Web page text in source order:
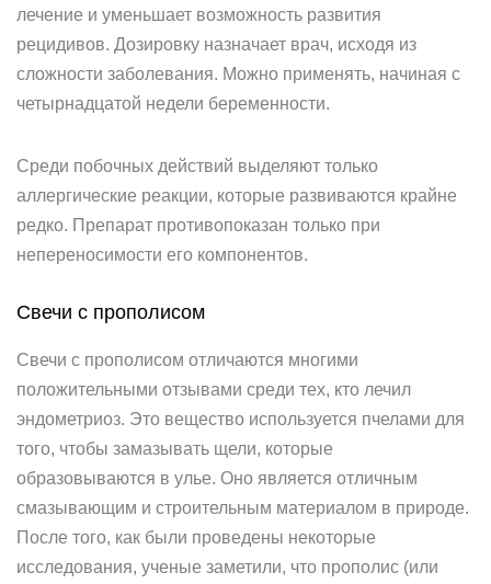
лечение и уменьшает возможность развития
рецидивов. Дозировку назначает врач, исходя из
сложности заболевания. Можно применять, начиная с
четырнадцатой недели беременности.
Среди побочных действий выделяют только
аллергические реакции, которые развиваются крайне
редко. Препарат противопоказан только при
непереносимости его компонентов.
Свечи с прополисом
Свечи с прополисом отличаются многими
положительными отзывами среди тех, кто лечил
эндометриоз. Это вещество используется пчелами для
того, чтобы замазывать щели, которые
образовываются в улье. Оно является отличным
смазывающим и строительным материалом в природе.
После того, как были проведены некоторые
исследования, ученые заметили, что прополис (или